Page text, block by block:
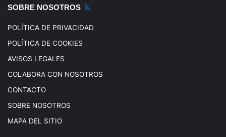
SOBRE NOSOTROS
POLÍTICA DE PRIVACIDAD
POLÍTICA DE COOKIES
AVISOS LEGALES
COLABORA CON NOSOTROS
CONTACTO
SOBRE NOSOTROS
MAPA DEL SITIO